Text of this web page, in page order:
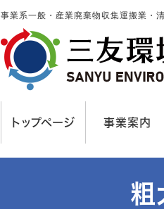
事業系一般・産業廃棄物収集運搬業・
トップページ 事業案内
粗